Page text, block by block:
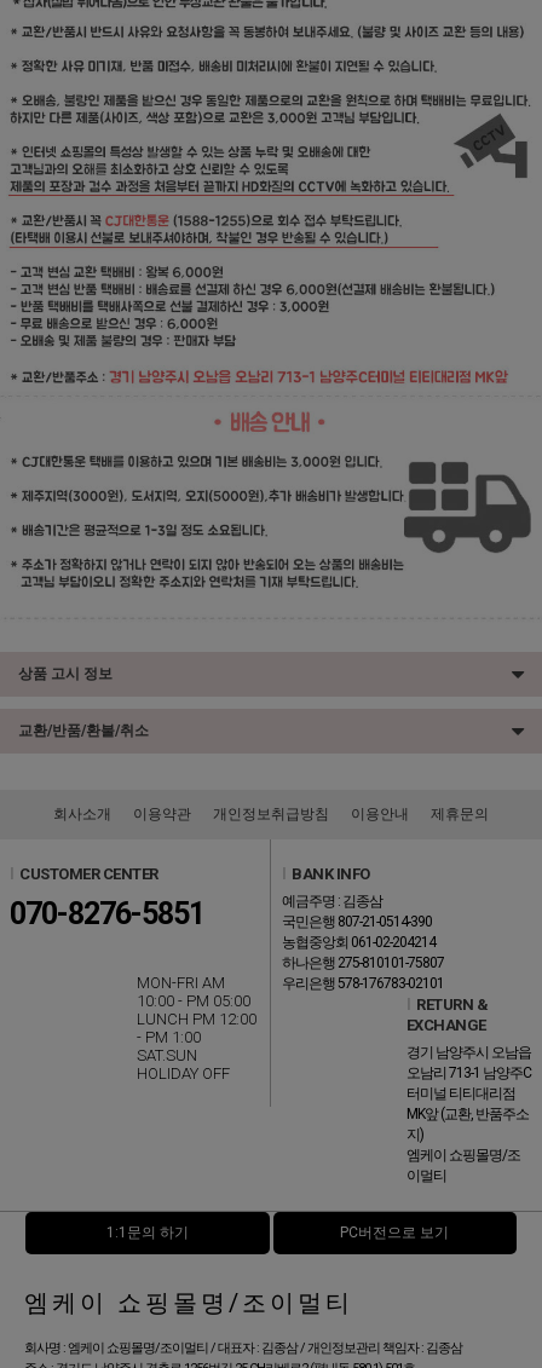
상품 고시 정보
교환/반품/환불/취소
회사소개 이용약관 개인정보취급방침 이용안내 제휴문의
l CUSTOMER CENTER
070-8276-5851
MON-FRI AM
10:00 - PM 05:00
LUNCH PM 12:00
- PM 1:00
SAT.SUN
HOLIDAY OFF
l BANK INFO
예금주명 : 김종삼
국민은행 807-21-0514-390
농협중앙회 061-02-204214
하나은행 275-810101-75807
우리은행 578-176783-02101
l RETURN &
EXCHANGE
경기 남양주시 오남읍
오남리 713-1 남양주C
터미널 티티대리점
MK앞 (교환, 반품주소
지)
엠케이 쇼핑몰명/조
이멀티
1:1문의 하기 PC버전으로 보기
엠케이 쇼핑몰명/조이멀티
회사명 : 엠케이 쇼핑몰명/조이멀티 / 대표자 : 김종삼 / 개인정보관리 책임자 : 김종삼